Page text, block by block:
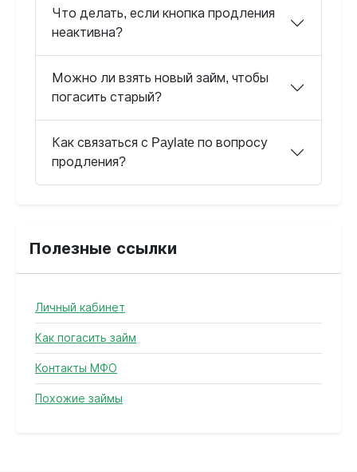
Что делать, если кнопка продления
неактивна?
Можно ли взять новый займ, чтобы
погасить старый?
Как связаться с Paylate по вопросу
продления?
Полезные ссылки
Личный кабинет
Как погасить займ
Контакты МФО
Похожие займы